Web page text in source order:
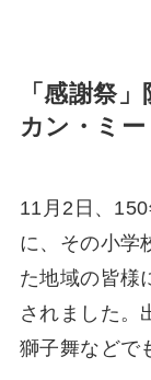
「感謝祭
カン・ミ
11月2日、
に、その小学
た地域の皆様
されました。
獅子舞などで